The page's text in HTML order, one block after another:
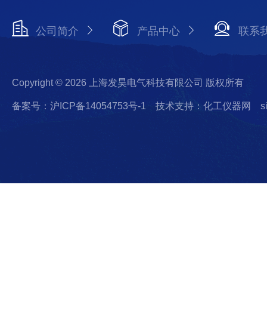
公司简介 产品中心 联系
Copyright © 2026 上海发昊电气科技有限公司 版权所有
备案号：沪ICP备14054753号-1 技术支持：化工仪器网